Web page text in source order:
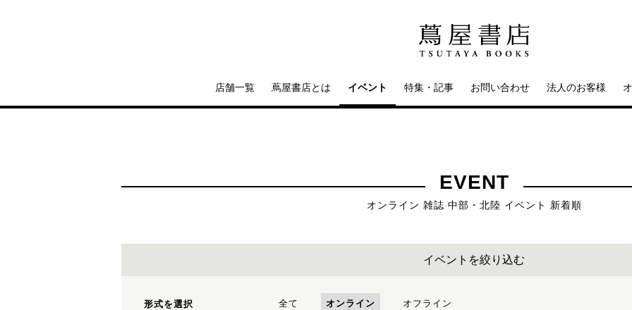
店舗一覧 蔦屋書店とは イベント 特集・記事 お問い合わせ 法人のお客様
EVENT
オンライン 雑誌 中部・北陸 イベント 新着順
イベントを絞り込む
形式を選択 全て オンライン オフライン